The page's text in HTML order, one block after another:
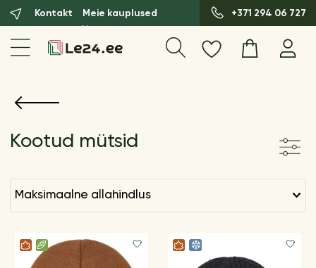
Kontakt Meie kauplused +371 294 06 727
Kootud mütsid
maksimaalne allahindlus